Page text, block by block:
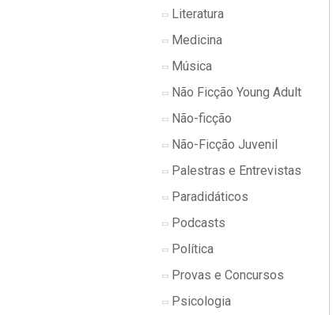
Literatura
Medicina
Música
Não Ficção Young Adult
Não-ficção
Não-Ficção Juvenil
Palestras e Entrevistas
Paradidáticos
Podcasts
Política
Provas e Concursos
Psicologia